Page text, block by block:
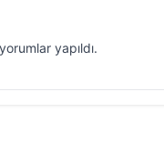
yapıldı.